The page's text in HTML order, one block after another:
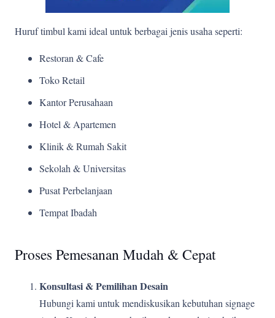
Huruf timbul kami ideal untuk berbagai jenis usaha seperti:
Restoran & Cafe
Toko Retail
Kantor Perusahaan
Hotel & Apartemen
Klinik & Rumah Sakit
Sekolah & Universitas
Pusat Perbelanjaan
Tempat Ibadah
Proses Pemesanan Mudah & Cepat
Konsultasi & Pemilihan Desain
Hubungi kami untuk mendiskusikan kebutuhan signage